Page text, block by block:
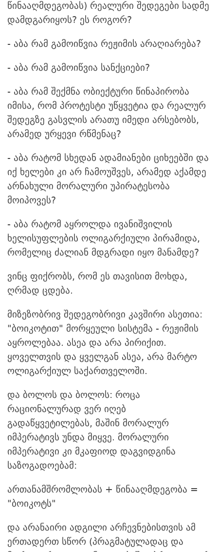
წინააღმდეგობას) რეალური შედეგები სადმე
დამდგარიყოს? ეს როგორ?
- აბა რამ გამოიწვია რეჟიმის არაღიარება?
- აბა რამ გამოიწვია სანქციები?
- აბა რამ შექმნა ობიექტური წინაპირობა
იმისა, რომ პროტესტი უწყვეტია და რეალურ
შედეგზე გასვლის არათუ იმედი არსებობს,
არამედ ურყევი რწმენაც?
- აბა რატომ სხედან ადამიანები ციხეებში და
იქ ხელები კი არ ჩამოუშვეს, არამედ აქამდე
არნახული მორალური უპირატესობა
მოიპოვეს?
- აბა რატომ აყროლდა ივანიშვილის
ხელისუფლების ოლიგარქიული პირამიდა,
რომელიც ძალიან მდგრადი იყო მანამდე?
ვინც ფიქრობს, რომ ეს თავისით მოხდა,
ღრმად ცდება.
მიზეზობრივ შედეგობრივი კავშირი ასეთია:
"ბოიკოტით" მორყეული სისტემა - რეჟიმის
აყროლებაა. ასეა და არა პირიქით.
ყოველთვის და ყველგან ასეა, არა მარტო
ოლიგარქიულ საქართველოში.
და ბოლოს და ბოლოს: როცა
რაციონალურად ვერ იღებ
გადაწყვეტილებას, მაშინ მორალურ
იმპერატივს უნდა მიყვე. მორალური
იმპერატივი კი მკაფიოდ დაგვიდგინა
საზოგადოებამ:
ართანამშრომლობას + წინააღმდეგობა =
"ბოიკოტს"
და არანაირი ადგილი არჩევნებისთვის ამ
ერთადერთ სწორ (პრაგმატულადაც და